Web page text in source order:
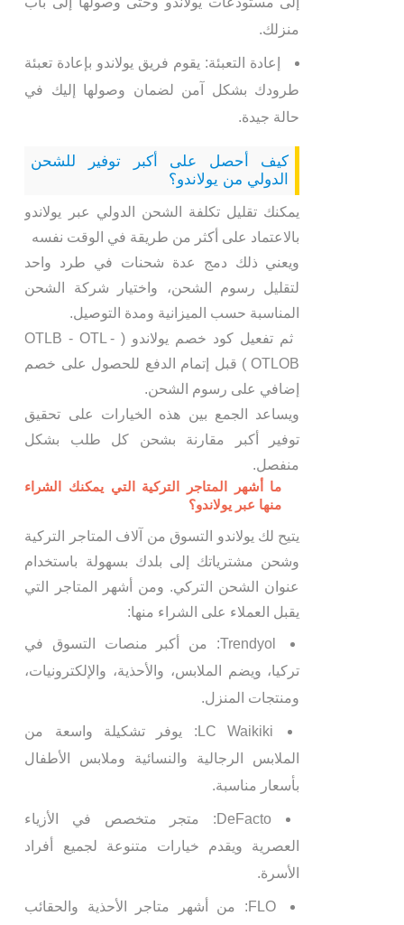
منزلك.
إعادة التعبئة: يقوم فريق يولاندو بإعادة تعبئة
طرودك بشكل آمن لضمان وصولها إليك في
حالة جيدة.
كيف أحصل على أكبر توفير للشحن
الدولي من يولاندو؟
يمكنك تقليل تكلفة الشحن الدولي عبر يولاندو
بالاعتماد على أكثر من طريقة في الوقت نفسه
ويعني ذلك دمج عدة شحنات في طرد واحد
لتقليل رسوم الشحن، واختيار شركة الشحن
المناسبة حسب الميزانية ومدة التوصيل.
ثم تفعيل كود خصم يولاندو ( OTLB - OTL -
OTLOB ) قبل إتمام الدفع للحصول على خصم
إضافي على رسوم الشحن.
ويساعد الجمع بين هذه الخيارات على تحقيق
توفير أكبر مقارنة بشحن كل طلب بشكل
منفصل.
ما أشهر المتاجر التركية التي يمكنك الشراء
منها عبر يولاندو؟
يتيح لك يولاندو التسوق من آلاف المتاجر التركية
وشحن مشترياتك إلى بلدك بسهولة باستخدام
عنوان الشحن التركي. ومن أشهر المتاجر التي
يقبل العملاء على الشراء منها:
Trendyol: من أكبر منصات التسوق في
تركيا، ويضم الملابس، والأحذية، والإلكترونيات،
ومنتجات المنزل.
LC Waikiki: يوفر تشكيلة واسعة من
الملابس الرجالية والنسائية وملابس الأطفال
بأسعار مناسبة.
DeFacto: متجر متخصص في الأزياء
العصرية ويقدم خيارات متنوعة لجميع أفراد
الأسرة.
FLO: من أشهر متاجر الأحذية والحقائب